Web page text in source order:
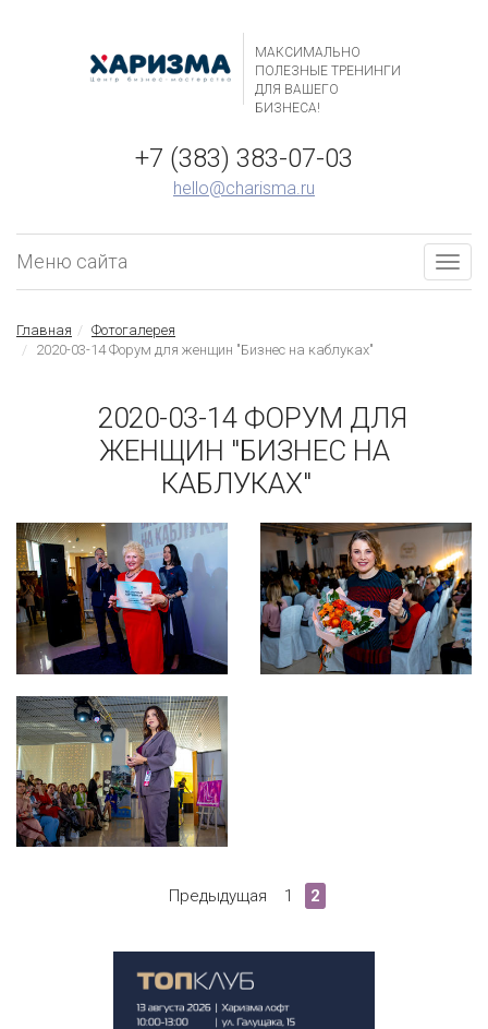
МАКСИМАЛЬНО
ПОЛЕЗНЫЕ ТРЕНИНГИ
ДЛЯ ВАШЕГО
БИЗНЕСА!
+7 (383) 383-07-03
hello@charisma.ru
Меню сайта
Главная
Фотогалерея
2020-03-14 Форум для женщин "Бизнес на каблуках"
2020-03-14 ФОРУМ ДЛЯ
ЖЕНЩИН "БИЗНЕС НА
КАБЛУКАХ"
Предыдущая 1 2